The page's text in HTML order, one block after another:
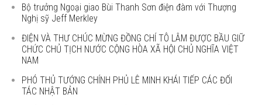
Bộ trưởng Ngoại giao Bùi Thanh Sơn điện đàm với Thượng
Nghị sỹ Jeff Merkley
ĐIỆN VÀ THƯ CHÚC MỪNG ĐỒNG CHÍ TÔ LÂM ĐƯỢC BẦU GIỮ
CHỨC CHỦ TỊCH NƯỚC CỘNG HÒA XÃ HỘI CHỦ NGHĨA VIỆT
NAM
PHÓ THỦ TƯỚNG CHÍNH PHỦ LÊ MINH KHÁI TIẾP CÁC ĐỐI
TÁC NHẬT BẢN